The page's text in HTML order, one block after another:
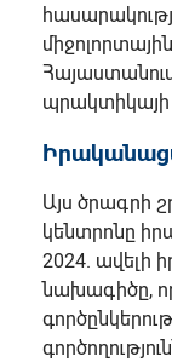
պրակտիկայի
Այս ծրագրի
կենտրոնը
2024. ավելի
նախագիծը,